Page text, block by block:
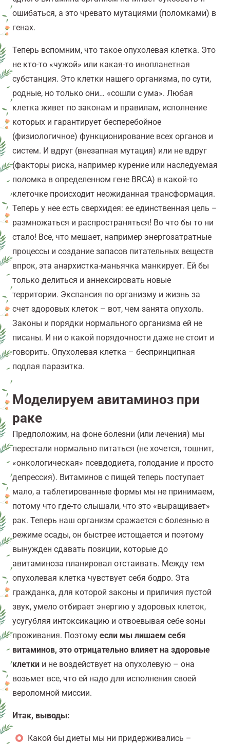
ошибаться, а это чревато мутациями (поломками) в
генах.
Теперь вспомним, что такое опухолевая клетка. Это
не кто-то «чужой» или какая-то инопланетная
субстанция. Это клетки нашего организма, по сути,
родные, но только они… «сошли с ума». Любая
клетка живeт по законам и правилам, исполнение
которых и гарантирует бесперебойное
(физиологичное) функционирование всех органов и
систем. И вдруг (внезапная мутация) или не вдруг
(факторы риска, например курение или наследуемая
поломка в определенном гене BRCA) в какой-то
клеточке происходит неожиданная трансформация.
Теперь у неe есть сверхидея: еe единственная цель –
размножаться и распространяться! Во что бы то ни
стало! Всe, что мешает, например энергозатратные
процессы и создание запасов питательных веществ
впрок, эта анархистка-маньячка манкирует. Ей бы
только делиться и аннексировать новые
территории. Экспансия по организму и жизнь за
счeт здоровых клеток – вот, чем занята опухоль.
Законы и порядки нормального организма ей не
писаны. И ни о какой порядочности даже не стоит и
говорить. Опухолевая клетка – беспринципная
подлая паразитка.
Моделируем авитаминоз при
раке
Предположим, на фоне болезни (или лечения) мы
перестали нормально питаться (не хочется, тошнит,
«онкологическая» псевдодиета, голодание и просто
депрессия). Витаминов с пищей теперь поступает
мало, а таблетированные формы мы не принимаем,
потому что где-то слышали, что это «выращивает»
рак. Теперь наш организм сражается с болезнью в
режиме осады, он быстрее истощается и поэтому
вынужден сдавать позиции, которые до
авитаминоза планировал отстаивать. Между тем
опухолевая клетка чувствует себя бодро. Эта
гражданка, для которой законы и приличия пустой
звук, умело отбирает энергию у здоровых клеток,
усугубляя интоксикацию и отвоевывая себе зоны
проживания. Поэтому если мы лишаем себя
витаминов, это отрицательно влияет на здоровые
клетки и не воздействует на опухолевую – она
возьмет все, что ей надо для исполнения своей
вероломной миссии.
Итак, выводы:
Какой бы диеты мы ни придерживались –